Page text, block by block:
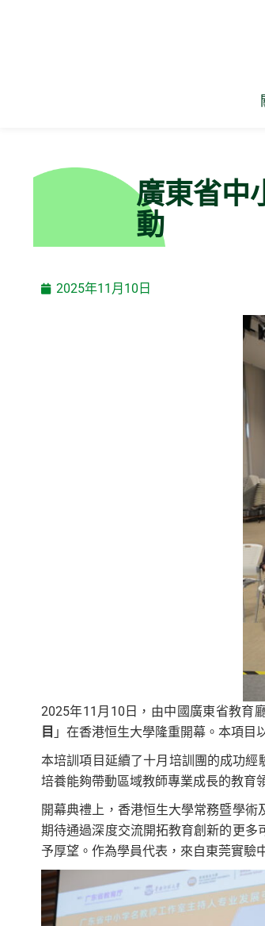
廣東省中
動
2025年11月10日
2025年11月10日，由中國廣東省教育
目 」在香港恒生大學隆重開幕。本項目
本培訓項目延續了十月培訓團的成功
培養能夠帶動區域教師專業成長的教育
開幕典禮上，香港恒生大學常務暨學
期待通過深度交流開拓教育創新的更
予厚望。作為學員代表，來自東莞實驗